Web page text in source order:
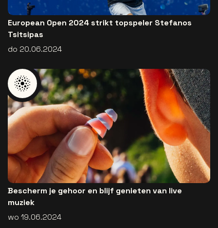
European Open 2024 strikt topspeler Stefanos
Tsitsipas
do 20.06.2024
Bescherm je gehoor en blijf genieten van live
muziek
wo 19.06.2024